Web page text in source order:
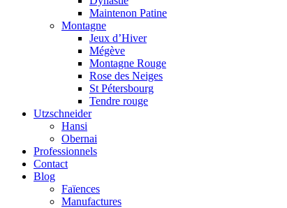
Maintenon Patine
Montagne
Jeux d’Hiver
Mégève
Montagne Rouge
Rose des Neiges
St Pétersbourg
Tendre rouge
Utzschneider
Hansi
Obernai
Professionnels
Contact
Blog
Faïences
Manufactures